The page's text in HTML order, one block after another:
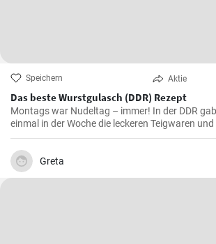
Speichern Aktie
Das beste Wurstgulasch (DDR) Rezept
Montags war Nudeltag – immer! In der DDR
einmal in der Woche die leckeren Teigwaren
Wurstgulasch .Das Gulasch mit Paprika und
sättigend und lecker auch als Familienessen -
Greta